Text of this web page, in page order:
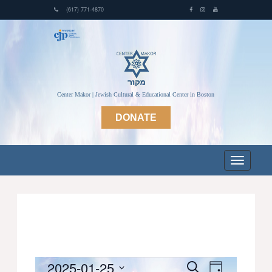
(617) 771-4870
Center Makor | Jewish Cultural & Educational Center in Boston
DONATE
Search
2025-01-25